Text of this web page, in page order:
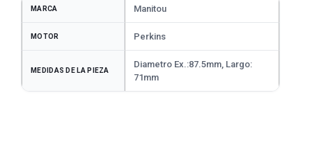
MARCA Manitou
MOTOR Perkins
MEDIDAS DE LA PIEZA
Diametro Ex.:87.5mm, Largo:
71mm